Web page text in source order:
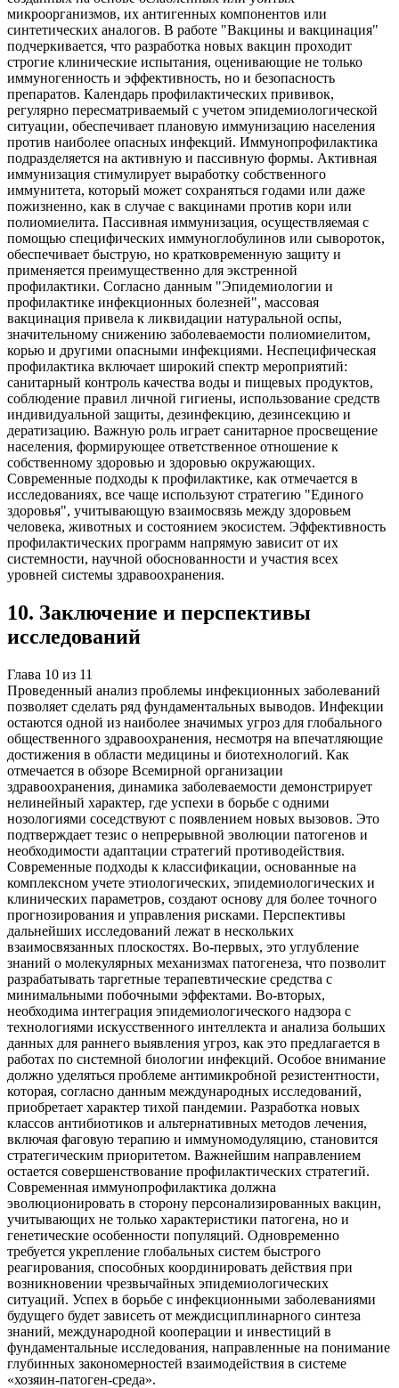
микроорганизмов, их антигенных компонентов или
синтетических аналогов. В работе "Вакцины и вакцинация"
подчеркивается, что разработка новых вакцин проходит
строгие клинические испытания, оценивающие не только
иммуногенность и эффективность, но и безопасность
препаратов. Календарь профилактических прививок,
регулярно пересматриваемый с учетом эпидемиологической
ситуации, обеспечивает плановую иммунизацию населения
против наиболее опасных инфекций. Иммунопрофилактика
подразделяется на активную и пассивную формы. Активная
иммунизация стимулирует выработку собственного
иммунитета, который может сохраняться годами или даже
пожизненно, как в случае с вакцинами против кори или
полиомиелита. Пассивная иммунизация, осуществляемая с
помощью специфических иммуноглобулинов или сывороток,
обеспечивает быструю, но кратковременную защиту и
применяется преимущественно для экстренной
профилактики. Согласно данным "Эпидемиологии и
профилактике инфекционных болезней", массовая
вакцинация привела к ликвидации натуральной оспы,
значительному снижению заболеваемости полиомиелитом,
корью и другими опасными инфекциями. Неспецифическая
профилактика включает широкий спектр мероприятий:
санитарный контроль качества воды и пищевых продуктов,
соблюдение правил личной гигиены, использование средств
индивидуальной защиты, дезинфекцию, дезинсекцию и
дератизацию. Важную роль играет санитарное просвещение
населения, формирующее ответственное отношение к
собственному здоровью и здоровью окружающих.
Современные подходы к профилактике, как отмечается в
исследованиях, все чаще используют стратегию "Единого
здоровья", учитывающую взаимосвязь между здоровьем
человека, животных и состоянием экосистем. Эффективность
профилактических программ напрямую зависит от их
системности, научной обоснованности и участия всех
уровней системы здравоохранения.
10. Заключение и перспективы
исследований
Глава 10 из 11
Проведенный анализ проблемы инфекционных заболеваний
позволяет сделать ряд фундаментальных выводов. Инфекции
остаются одной из наиболее значимых угроз для глобального
общественного здравоохранения, несмотря на впечатляющие
достижения в области медицины и биотехнологий. Как
отмечается в обзоре Всемирной организации
здравоохранения, динамика заболеваемости демонстрирует
нелинейный характер, где успехи в борьбе с одними
нозологиями соседствуют с появлением новых вызовов. Это
подтверждает тезис о непрерывной эволюции патогенов и
необходимости адаптации стратегий противодействия.
Современные подходы к классификации, основанные на
комплексном учете этиологических, эпидемиологических и
клинических параметров, создают основу для более точного
прогнозирования и управления рисками. Перспективы
дальнейших исследований лежат в нескольких
взаимосвязанных плоскостях. Во-первых, это углубление
знаний о молекулярных механизмах патогенеза, что позволит
разрабатывать таргетные терапевтические средства с
минимальными побочными эффектами. Во-вторых,
необходима интеграция эпидемиологического надзора с
технологиями искусственного интеллекта и анализа больших
данных для раннего выявления угроз, как это предлагается в
работах по системной биологии инфекций. Особое внимание
должно уделяться проблеме антимикробной резистентности,
которая, согласно данным международных исследований,
приобретает характер тихой пандемии. Разработка новых
классов антибиотиков и альтернативных методов лечения,
включая фаговую терапию и иммуномодуляцию, становится
стратегическим приоритетом. Важнейшим направлением
остается совершенствование профилактических стратегий.
Современная иммунопрофилактика должна
эволюционировать в сторону персонализированных вакцин,
учитывающих не только характеристики патогена, но и
генетические особенности популяций. Одновременно
требуется укрепление глобальных систем быстрого
реагирования, способных координировать действия при
возникновении чрезвычайных эпидемиологических
ситуаций. Успех в борьбе с инфекционными заболеваниями
будущего будет зависеть от междисциплинарного синтеза
знаний, международной кооперации и инвестиций в
фундаментальные исследования, направленные на понимание
глубинных закономерностей взаимодействия в системе
«хозяин-патоген-среда».